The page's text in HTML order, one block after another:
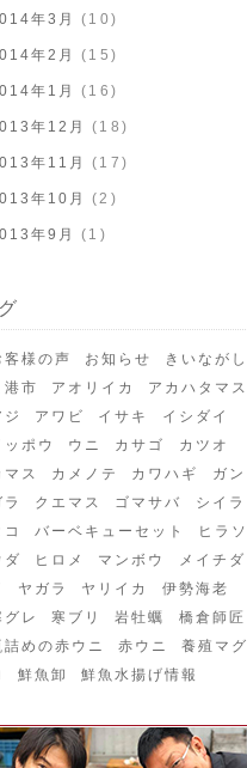
年3月 (10)
年2月 (15)
年1月 (16)
年12月 (18)
年11月 (17)
年10月 (2)
年9月 (1)
客様の声 お知らせ
きいながし
港市
アオリイカ
アカハタマス
ジ
アワビ イサキ
イシダイ
ッポウ
ウニ カサゴ
カツオ
マス
カメノテ カワハギ
ガン
ラ
クエマス ゴマサバ
シイラ
コ
バーベキューセット
ヒラソ
ダ
ヒロメ マンボウ
メイチダ
ヤガラ ヤリイカ
伊勢海老
グレ
寒ブリ 岩牡蠣
橋倉師匠
詰めの赤ウニ
赤ウニ
養殖マグ
鮮魚卸 鮮魚水揚げ情報